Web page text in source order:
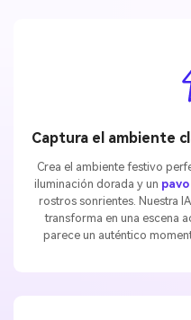
Captura el ambiente
Crea el ambiente festivo
iluminación dorada y un
rostros sonrientes. Nuestra
transforma en una escena
parece un auténtico
Crea